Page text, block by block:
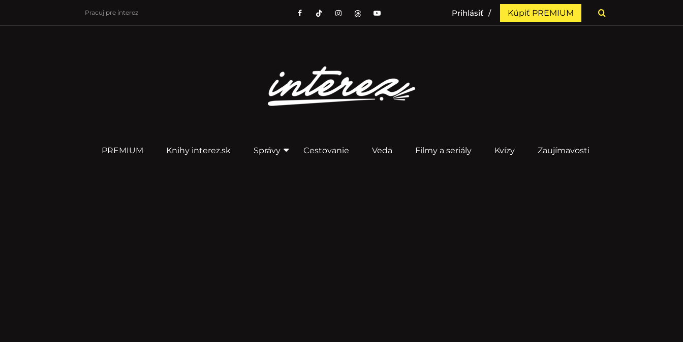
Pracuj pre interez Prihlásiť Kúpiť PREMIUM
PREMIUM Knihy interez.sk Správy Cestovanie Veda Filmy a seriály Kvízy Zaujímavosti